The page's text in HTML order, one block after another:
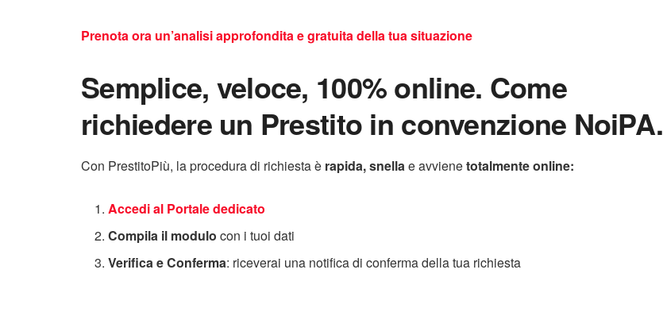
Prenota ora un’analisi approfondita e gratuita della tua situazione
Semplice, veloce, 100% online. Come
richiedere un Prestito in convenzione NoiPA.
Con PrestitoPiù, la procedura di richiesta è rapida, snellae avvienetotalmente online:
Accedi al Portale dedicato
Compila il modulo con i tuoi dati
Verifica e Conferma: riceverai una notifica di conferma della tua richiesta